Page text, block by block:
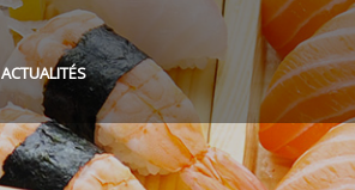
ACTUALITÉS